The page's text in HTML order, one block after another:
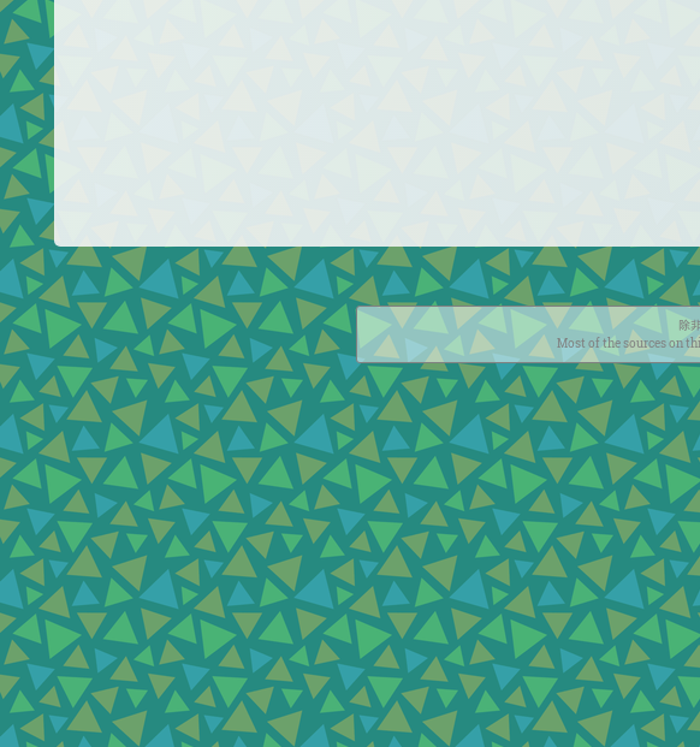
除
Most of the sources on